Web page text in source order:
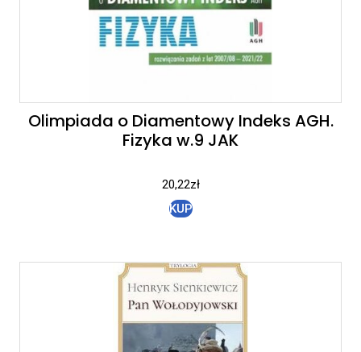
Olimpiada o Diamentowy Indeks AGH.
Fizyka w.9 JAK
20,22zł
KUP